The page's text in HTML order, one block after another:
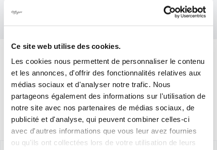
Ce site web utilise des cookies.
Les cookies nous permettent de personnaliser le contenu
et les annonces, d'offrir des fonctionnalités relatives aux
médias sociaux et d'analyser notre trafic. Nous
partageons également des informations sur l'utilisation de
notre site avec nos partenaires de médias sociaux, de
publicité et d'analyse, qui peuvent combiner celles-ci
avec d'autres informations que vous leur avez fournies
ou qu'ils ont collectées lors de votre utilisation de leurs
Trier parPrix
Montrer12 produits